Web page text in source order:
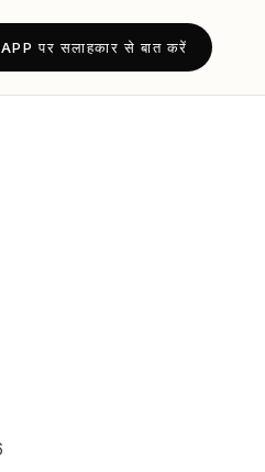
पर सलाहकार से बात करें